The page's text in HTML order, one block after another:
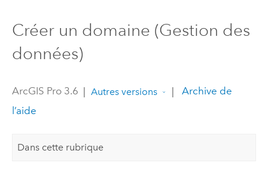
Créer un domaine (Gestion des
données)
ArcGIS Pro 3.6 | Autres versions |
Archive de
l’aide
Dans cette rubrique